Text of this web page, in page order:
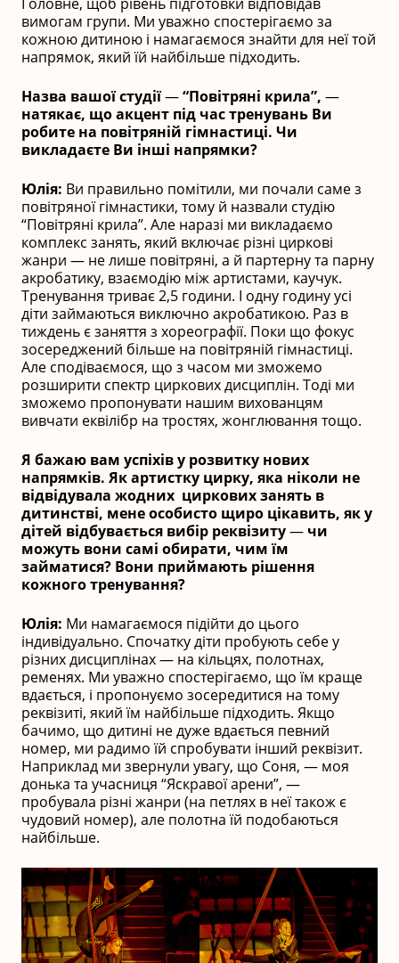
вимогам групи. Ми уважно спостерігаємо за
кожною дитиною і намагаємося знайти для неї той
напрямок, який їй найбільше підходить.
Назва вашої студії—“Повітряні крила”, —
натякає, що акцент під час тренувань Ви
робите на повітряній гімнастиці. Чи
викладаєте Ви інші напрямки?
Юлія: Ви правильно помітили, ми почали саме з
повітряної гімнастики, тому й назвали студію
“Повітряні крила”. Але наразі ми викладаємо
комплекс занять, який включає різні циркові
жанри — не лише повітряні, а й партерну та парну
акробатику, взаємодію між артистами, каучук.
Тренування триває 2,5 години. І одну годину усі
діти займаються виключно акробатикою. Раз в
тиждень є заняття з хореографії. Поки що фокус
зосереджений більше на повітряній гімнастиці.
Але сподіваємося, що з часом ми зможемо
розширити спектр циркових дисциплін. Тоді ми
зможемо пропонувати нашим вихованцям
вивчати еквілібр на тростях, жонглювання тощо.
Я бажаю вам успіхів у розвитку нових
напрямків. Як артистку цирку, яка ніколи не
відвідувала жодних циркових занять в
дитинстві, мене особисто щиро цікавить, як у
дітей відбувається вибір реквізиту— чи
можуть вони самі обирати, чим їм
займатися? Вони приймають рішення
кожного тренування?
Юлія: Ми намагаємося підійти до цього
індивідуально. Спочатку діти пробують себе у
різних дисциплінах — на кільцях, полотнах,
ременях. Ми уважно спостерігаємо, що їм краще
вдається, і пропонуємо зосередитися на тому
реквізиті, який їм найбільше підходить. Якщо
бачимо, що дитині не дуже вдається певний
номер, ми радимо їй спробувати інший реквізит.
Наприклад ми звернули увагу, що Соня, — моя
донька та учасниця “Яскравої арени”, —
пробувала різні жанри (на петлях в неї також є
чудовий номер), але полотна їй подобаються
найбільше.